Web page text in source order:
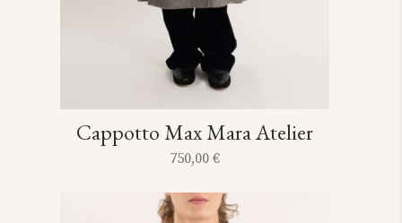
Cappotto Max Mara Atelier
750,00 €